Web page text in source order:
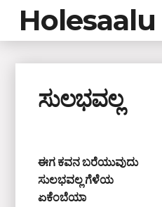
Holesaalu
ಸುಲಭವಲ್ಲ
ಈಗ ಕವನ ಬರೆಯುವುದು
ಸುಲಭವಲ್ಲ ಗೆಳೆಯ
ಏಕೆಂಬೆಯಾ